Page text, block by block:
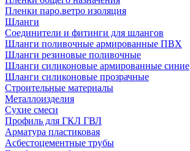
Пленки паро.ветро изоляция
Шланги
Соединители и фитинги для шлангов
Шланги поливочные армированные ПВХ
Шланги резиновые поливочные
Шланги силиконовые армированные синие
Шланги силиконовые прозрачные
Строительные материалы
Металлоизделия
Сухие смеси
Профиль для ГКЛ ГВЛ
Арматура пластиковая
Асбестоцементные трубы